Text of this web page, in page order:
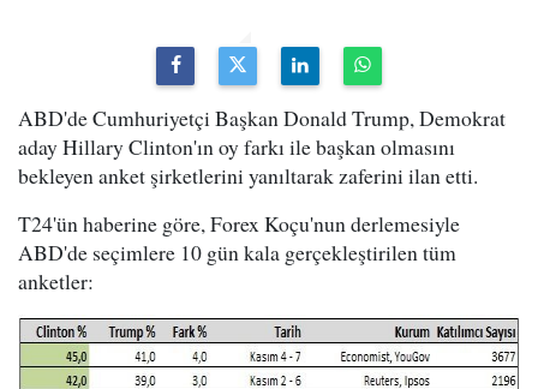
ABD'de Cumhuriyetçi Başkan Donald Trump, Demokrat
aday Hillary Clinton'ın oy farkı ile başkan olmasını
bekleyen anket şirketlerini yanıltarak zaferini ilan etti.
T24'ün haberine göre, Forex Koçu'nun derlemesiyle
ABD'de seçimlere 10 gün kala gerçekleştirilen tüm
anketler: